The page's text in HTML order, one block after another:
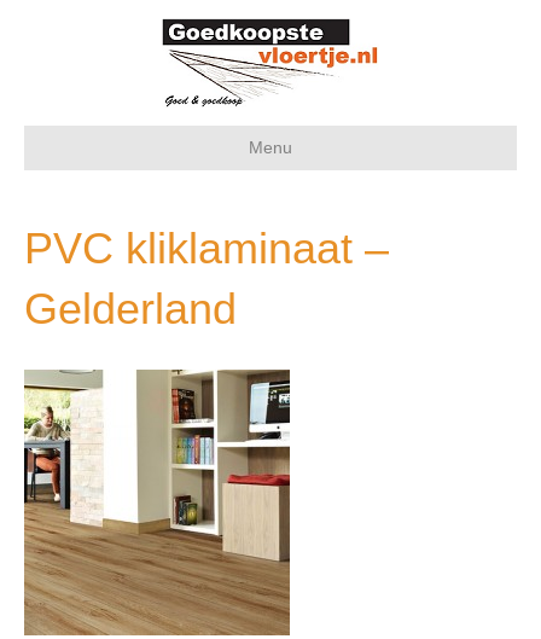
Menu
PVC kliklaminaat –
Gelderland